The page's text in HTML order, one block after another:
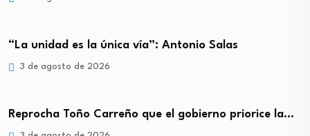
“La unidad es la única vía”: Antonio Salas
3 de agosto de 2026
Reprocha Toño Carreño que el gobierno priorice la…